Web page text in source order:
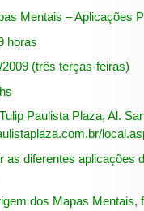
Mentais – Aplicações
horas
2009 (três terças-feiras)
Paulista Plaza, Al.
as diferentes aplicações
dos Mapas Mentais,